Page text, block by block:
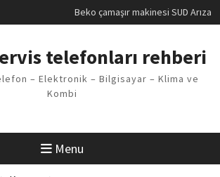
Demirdöküm buzdolabı E1 Arıza
Arızası Çözümü
E02 Arıza Kodu Regal kombi
Sorunu
telefonları rehberi
– Elektronik – Bilgisayar – Klima ve
Kombi
Menu